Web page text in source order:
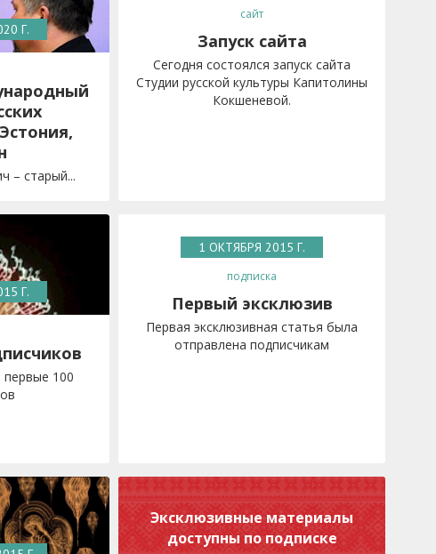
Г.
– старый...
сайт
Запуск сайта
Сегодня состоялся запуск сайта
Студии русской культуры Капитолины
Кокшеневой.
Г.
первые 100
1 ОКТЯБРЯ 2015 Г.
подписка
Первый эксклюзив
Первая эксклюзивная статья была
отправлена подписчикам
Эксклюзивные материалы
доступны по подписке